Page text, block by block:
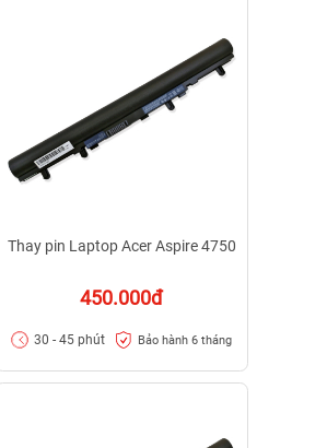
Thay pin Laptop Acer Aspire 4750
450.000đ
30 - 45 phút Bảo hành 6 tháng